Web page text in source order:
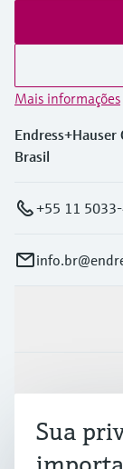
Mais informações
Brasil
+55 11
Suporte
Sua